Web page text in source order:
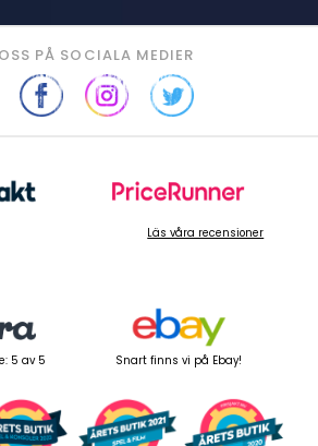
PÅ SOCIALA MEDIER
Läs våra recensioner
5 av 5 Snart finns vi på Ebay!